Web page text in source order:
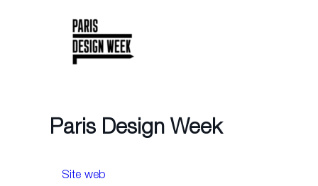
Paris Design Week
Site web